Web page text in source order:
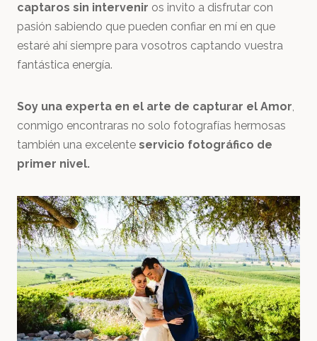
captaros sin intervenir os invito a disfrutar con
pasión sabiendo que pueden confiar en mí en que
estaré ahí siempre para vosotros captando vuestra
fantástica energía.
Soy una experta en el arte de capturar el Amor
conmigo encontraras no solo fotografías hermosas
también una excelente servicio fotográfico de
primer nivel.